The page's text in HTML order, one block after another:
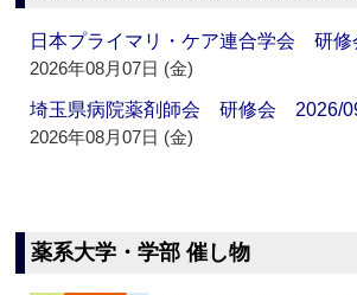
日本プライマリ・ケア連合学会 研
2026年08月07日 (金)
埼玉県病院薬剤師会 研修会 2026/
2026年08月07日 (金)
薬系大学・学部 催し物